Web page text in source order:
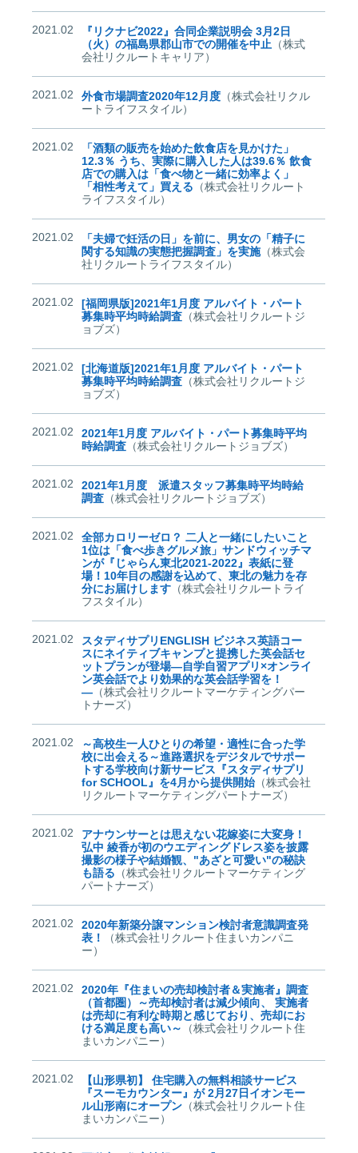
2021.02
『リクナビ2022』合同企業説明会 3月2日
（火）の福島県郡山市での開催を中止 （株式
会社リクルートキャリア）
2021.02 外食市場調査2020年12月度 （株式会社リクル
ートライフスタイル）
2021.02
「酒類の販売を始めた飲食店を見かけた」
12.3％ うち、実際に購入した人は39.6％ 飲食
店での購入は「食べ物と一緒に効率よく」
「相性考えて」買える （株式会社リクルート
ライフスタイル）
2021.02
「夫婦で妊活の日」を前に、男女の「精子に
関する知識の実態把握調査」を実施（株式会
社リクルートライフスタイル）
2021.02
[福岡県版]2021年1月度 アルバイト・パート
募集時平均時給調査 （株式会社リクルートジ
ョブズ）
2021.02
[北海道版]2021年1月度 アルバイト・パート
募集時平均時給調査 （株式会社リクルートジ
ョブズ）
2021.02
2021年1月度 アルバイト・パート募集時平均
時給調査 （株式会社リクルートジョブズ）
2021.02
2021年1月度 派遣スタッフ募集時平均時給
調査 （株式会社リクルートジョブズ）
2021.02
全部カロリーゼロ？ 二人と一緒にしたいこと
1位は「食べ歩きグルメ旅」サンドウィッチマ
ンが『じゃらん東北2021-2022』表紙に登
場！10年目の感謝を込めて、東北の魅力を存
分にお届けします （株式会社リクルートライ
フスタイル）
2021.02
スタディサプリENGLISH ビジネス英語コー
スにネイティブキャンプと提携した英会話セ
ットプランが登場―自学自習アプリ×オンライ
ン英会話でより効果的な英会話学習を！
― （株式会社リクルートマーケティングパー
トナーズ）
2021.02
～高校生一人ひとりの希望・適性に合った学
校に出会える～進路選択をデジタルでサポー
トする学校向け新サービス『スタディサプリ
for SCHOOL』を4月から提供開始（株式会社
リクルートマーケティングパートナーズ）
2021.02
アナウンサーとは思えない花嫁姿に大変身！
弘中 綾香が初のウエディングドレス姿を披露
撮影の様子や結婚観、"あざと可愛い"の秘訣
も語る （株式会社リクルートマーケティング
パートナーズ）
2021.02
2020年新築分譲マンション検討者意識調査発
表！
（株式会社リクルート住まいカンパニ
ー）
2021.02
2020年『住まいの売却検討者＆実施者』調査
（首都圏）～売却検討者は減少傾向、 実施者
は売却に有利な時期と感じており、売却にお
ける満足度も高い～​
（株式会社リクルート住
まいカンパニー）
2021.02
【山形県初】 住宅購入の無料相談サービス
『スーモカウンター』が 2月27日イオンモー
ル山形南にオープン （株式会社リクルート住
まいカンパニー）